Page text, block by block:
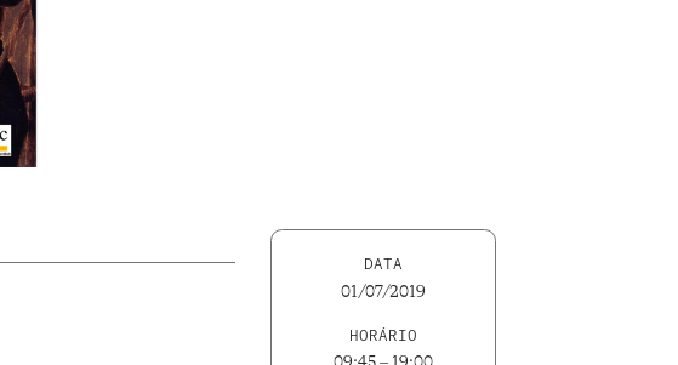
DATA
01/07/2019
HORÁRIO